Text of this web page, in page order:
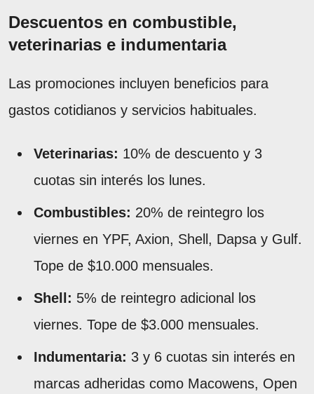
Descuentos en combustible,
veterinarias e indumentaria
Las promociones incluyen beneficios para
gastos cotidianos y servicios habituales.
Veterinarias: 10% de descuento y 3
cuotas sin interés los lunes.
Combustibles: 20% de reintegro los
viernes en YPF, Axion, Shell, Dapsa y Gulf.
Tope de $10.000 mensuales.
Shell: 5% de reintegro adicional los
viernes. Tope de $3.000 mensuales.
Indumentaria: 3 y 6 cuotas sin interés en
marcas adheridas como Macowens, Open